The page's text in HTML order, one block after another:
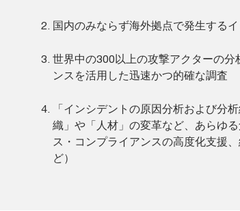
国内のみならず海外拠点で発生する
世界中の300以上の攻撃アクターの
ンスを活用した迅速かつ的確な調査
「インシデントの原因分析および分
織」や「人材」の変革など、あらゆ
ス・コンプライアンスの高度化支援
ど）